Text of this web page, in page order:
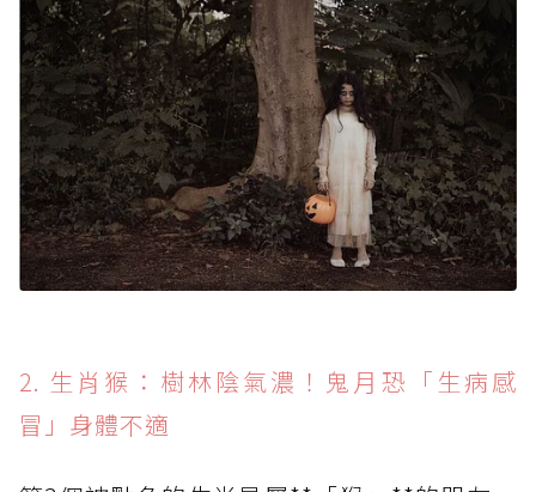
2. 生肖猴：樹林陰氣濃！鬼月恐「生病感
冒」身體不適